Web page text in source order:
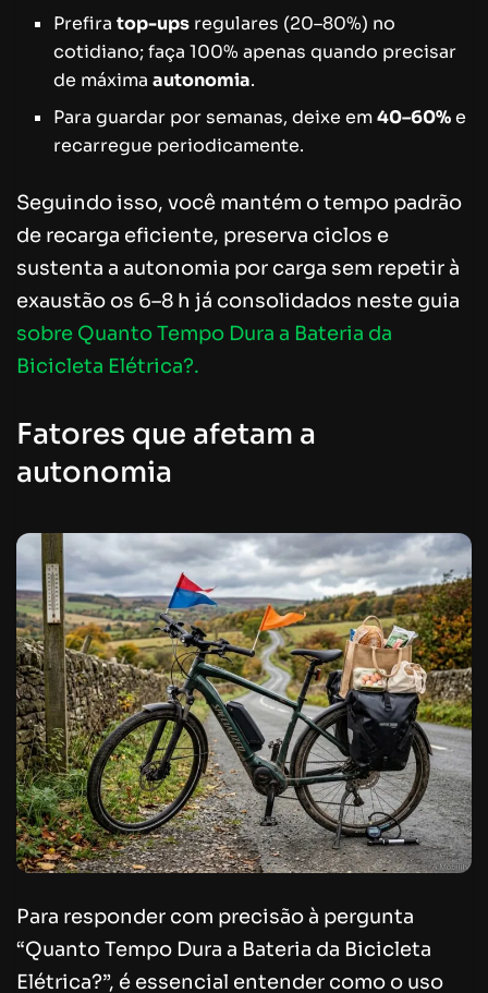
Prefiratop-ups regulares (20–80%) no
cotidiano; faça 100% apenas quando precisar
de máximaautonomia.
Para guardar por semanas, deixe em40–60%e
recarregue periodicamente.
Seguindo isso, você mantém o tempo padrão
de recarga eficiente, preserva ciclos e
sustenta a autonomia por carga sem repetir à
exaustão os 6–8 h já consolidados neste guia
sobre Quanto Tempo Dura a Bateria da
Bicicleta Elétrica?.
Fatores que afetam a
autonomia
Para responder com precisão à pergunta
“Quanto Tempo Dura a Bateria da Bicicleta
Elétrica?”, é essencial entender como o uso